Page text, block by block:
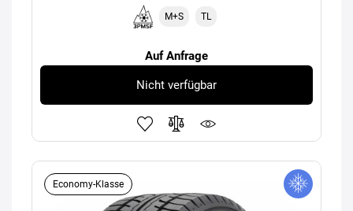
M+S TL
Auf Anfrage
Nicht verfügbar
Economy-Klasse